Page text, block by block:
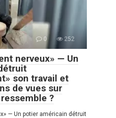
0 252
nerveux» — Un
son travail et
de vues sur
?
— Un potier américain détruit